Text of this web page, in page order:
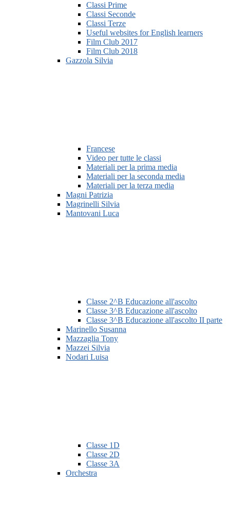
Classi Prime
Classi Seconde
Classi Terze
Useful websites for English learners
Film Club 2017
Film Club 2018
Gazzola Silvia
Francese
Video per tutte le classi
Materiali per la prima media
Materiali per la seconda media
Materiali per la terza media
Magni Patrizia
Magrinelli Silvia
Mantovani Luca
Classe 2^B Educazione all'ascolto
Classe 3^B Educazione all'ascolto
Classe 3^B Educazione all'ascolto II parte
Marinello Susanna
Mazzaglia Tony
Mazzei Silvia
Nodari Luisa
Classe 1D
Classe 2D
Classe 3A
Orchestra